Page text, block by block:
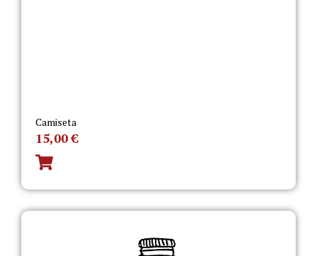
Camiseta
15,00€